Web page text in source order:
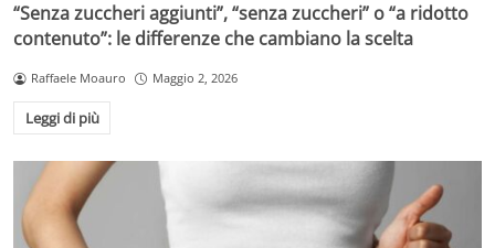
“Senza zuccheri aggiunti”, “senza zuccheri” o “a ridotto
contenuto”: le differenze che cambiano la scelta
Raffaele Moauro Maggio 2, 2026
Leggi di più